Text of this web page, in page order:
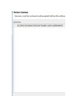
商派李钟伟